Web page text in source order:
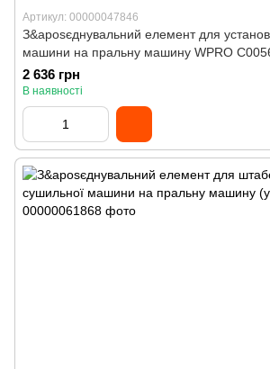
Артикул: 00000047846
З&aposєднувальний елемент для
машини на пральну машину WPRO
2 636 грн
В наявності